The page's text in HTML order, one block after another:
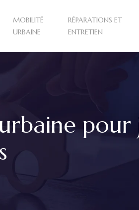
MOBILITÉ
URBAINE
RÉPARATIONS ET
ENTRETIEN
pour